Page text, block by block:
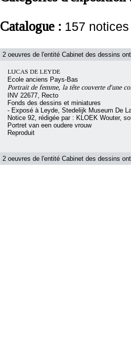
Catalogue : 157
2 oeuvres de l'entité Cabinet des dessins
LUCAS DE LEYDE
Ecole anciens Pays-Bas
Portrait de femme, la tête couverte d'une
INV 22677, Recto
Fonds des dessins et miniatures
- Exposé à Leyde, Stedelijk Museum De
Notice 92, rédigée par : KLOEK Wouter,
Portret van een oudere vrouw
Reproduit
2 oeuvres de l'entité Cabinet des dessins